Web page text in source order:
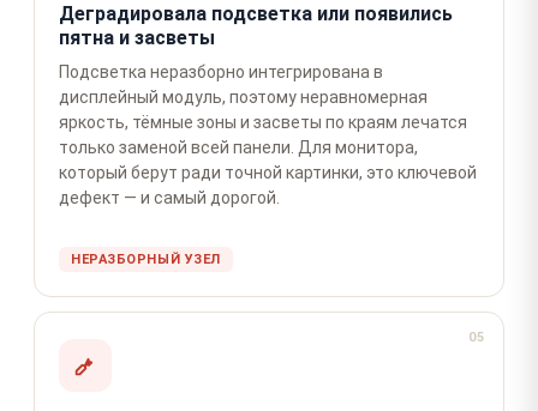
Деградировала подсветка или появились
пятна и засветы
Подсветка неразборно интегрирована в
дисплейный модуль, поэтому неравномерная
яркость, тёмные зоны и засветы по краям лечатся
только заменой всей панели. Для монитора,
который берут ради точной картинки, это ключевой
дефект — и самый дорогой.
НЕРАЗБОРНЫЙ УЗЕЛ
05